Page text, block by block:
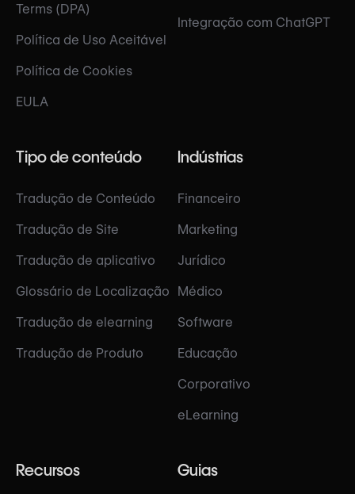
Terms (DPA)
Política de Uso Aceitável
Política de Cookies
EULA
Integração com ChatGPT
Tipo de conteúdo
Tradução de Conteúdo
Tradução de Site
Tradução de aplicativo
Glossário de Localização
Tradução de elearning
Tradução de Produto
Indústrias
Financeiro
Marketing
Jurídico
Médico
Software
Educação
Corporativo
eLearning
Recursos Guias